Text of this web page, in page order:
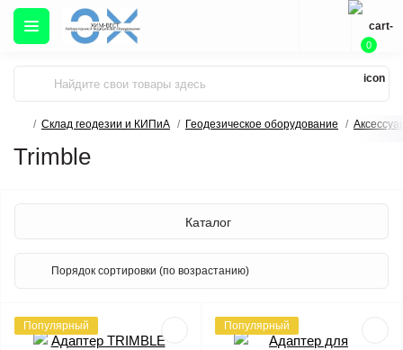
0
Склад геодезии и КИПиА Геодезическое оборудование
Trimble
Каталог
Популярный Популярный